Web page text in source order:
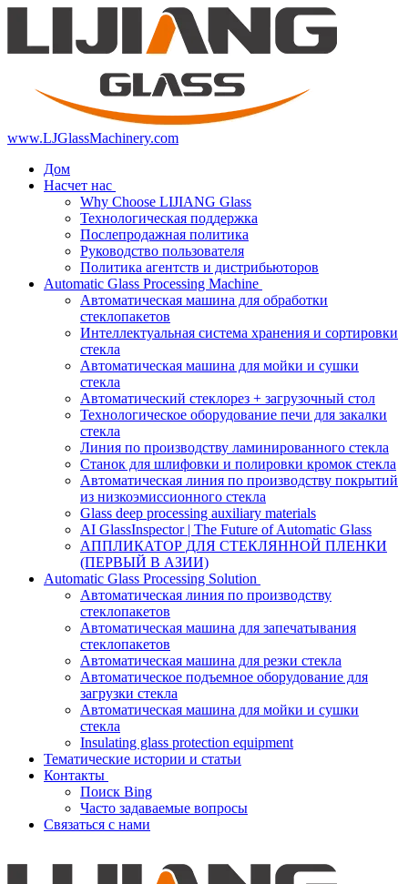
www.LJGlassMachinery.com
Дом
Насчет нас
Why Choose LIJIANG Glass
Технологическая поддержка
Послепродажная политика
Руководство пользователя
Политика агентств и дистрибьюторов
Automatic Glass Processing Machine
Автоматическая машина для обработки
стеклопакетов
Интеллектуальная система хранения и сортировки
стекла
Автоматическая машина для мойки и сушки
стекла
Автоматический стеклорез + загрузочный стол
Технологическое оборудование печи для закалки
стекла
Линия по производству ламинированного стекла
Станок для шлифовки и полировки кромок стекла
Автоматическая линия по производству покрытий
из низкоэмиссионного стекла
Glass deep processing auxiliary materials
AI GlassInspector | The Future of Automatic Glass
АППЛИКАТОР ДЛЯ СТЕКЛЯННОЙ ПЛЕНКИ
(ПЕРВЫЙ В АЗИИ)
Automatic Glass Processing Solution
Автоматическая линия по производству
стеклопакетов
Автоматическая машина для запечатывания
стеклопакетов
Автоматическая машина для резки стекла
Автоматическое подъемное оборудование для
загрузки стекла
Автоматическая машина для мойки и сушки
стекла
Insulating glass protection equipment
Тематические истории и статьи
Контакты
Поиск Bing
Часто задаваемые вопросы
Связаться с нами